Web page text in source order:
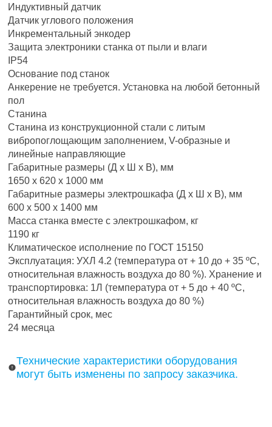
Индуктивный датчик
Датчик углового положения
Инкрементальный энкодер
Защита электроники станка от пыли и влаги
IP54
Основание под станок
Анкерение не требуется. Установка на любой бетонный
пол
Станина
Станина из конструкционной стали с литым
вибропоглощающим заполнением, V-образные и
линейные направляющие
Габаритные размеры (Д х Ш х В), мм
1650 х 620 х 1000 мм
Габаритные размеры электрошкафа (Д х Ш х В), мм
600 х 500 х 1400 мм
Масса станка вместе с электрошкафом, кг
1190 кг
Климатическое исполнение по ГОСТ 15150
Эксплуатация: УХЛ 4.2 (температура от + 10 до + 35 ºC,
относительная влажность воздуха до 80 %). Хранение и
транспортировка: 1Л (температура от + 5 до + 40 ºC,
относительная влажность воздуха до 80 %)
Гарантийный срок, мес
24 месяца
Технические характеристики оборудования
могут быть изменены по запросу заказчика.